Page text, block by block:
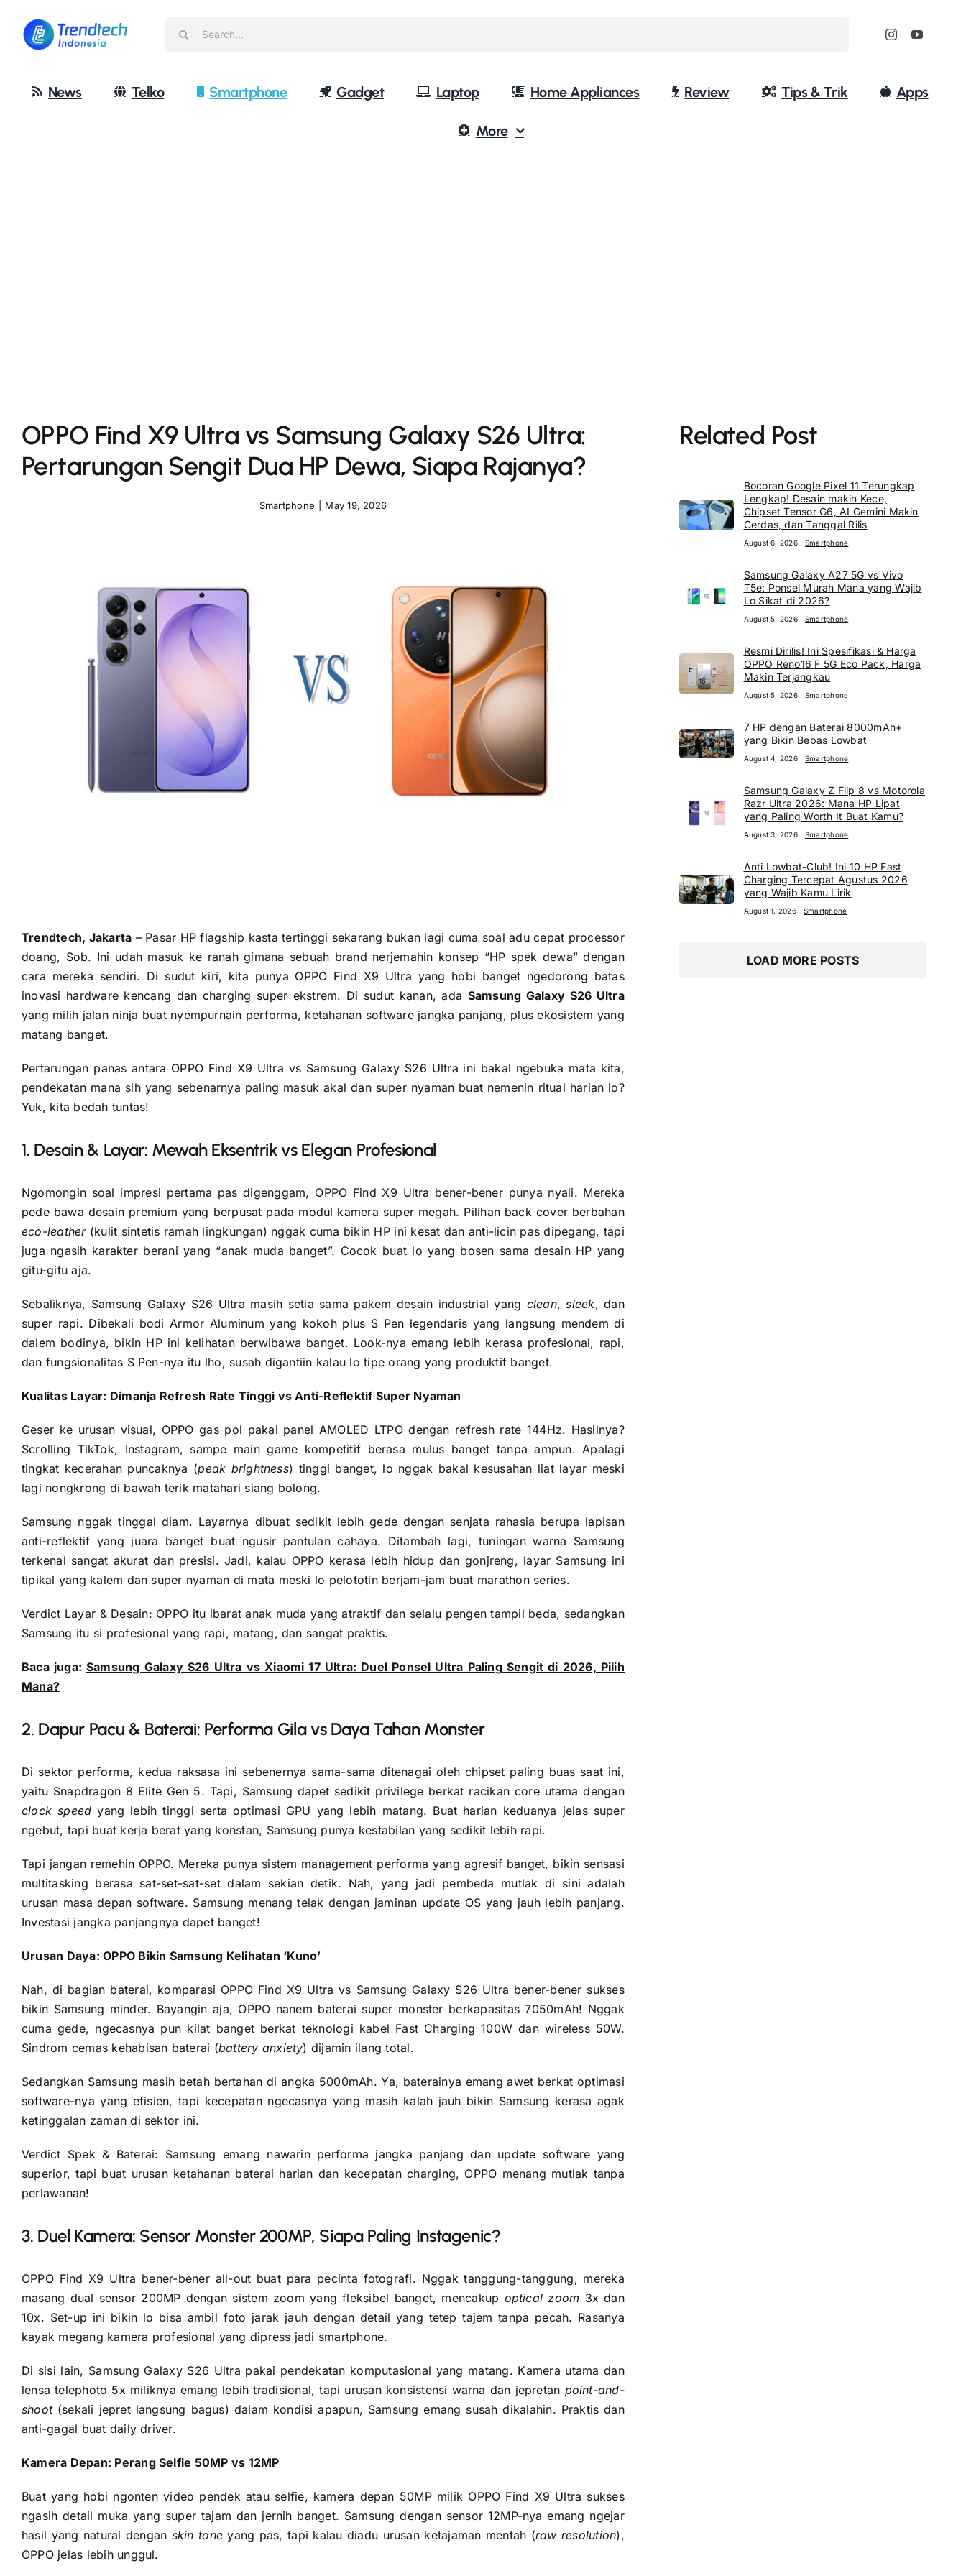
content
News Telko Smartphone Gadget Laptop Home Appliances Review Tips & Trik Apps
More
OPPO Find X9 Ultra vs Samsung Galaxy S26 Ultra:
Pertarungan Sengit Dua HP Dewa, Siapa Rajanya?
Smartphone May 19, 2026
Trendtech, Jakarta – Pasar HP flagship kasta tertinggi sekarang bukan lagi cuma soal adu cepat processor
doang, Sob. Ini udah masuk ke ranah gimana sebuah brand nerjemahin konsep “HP spek dewa” dengan
cara mereka sendiri. Di sudut kiri, kita punya OPPO Find X9 Ultra yang hobi banget ngedorong batas
inovasi hardware kencang dan charging super ekstrem. Di sudut kanan, ada Samsung Galaxy S26 Ultra
yang milih jalan ninja buat nyempurnain performa, ketahanan software jangka panjang, plus ekosistem yang
matang banget.
Pertarungan panas antara OPPO Find X9 Ultra vs Samsung Galaxy S26 Ultra ini bakal ngebuka mata kita,
pendekatan mana sih yang sebenarnya paling masuk akal dan super nyaman buat nemenin ritual harian lo?
Yuk, kita bedah tuntas!
1. Desain & Layar: Mewah Eksentrik vs Elegan Profesional
Ngomongin soal impresi pertama pas digenggam, OPPO Find X9 Ultra bener-bener punya nyali. Mereka
pede bawa desain premium yang berpusat pada modul kamera super megah. Pilihan back cover berbahan
eco-leather(kulit sintetis ramah lingkungan) nggak cuma bikin HP ini kesat dan anti-licin pas dipegang, tapi
juga ngasih karakter berani yang “anak muda banget”. Cocok buat lo yang bosen sama desain HP yang
gitu-gitu aja.
Sebaliknya, Samsung Galaxy S26 Ultra masih setia sama pakem desain industrial yang clean,sleek, dan
super rapi. Dibekali bodi Armor Aluminum yang kokoh plus S Pen legendaris yang langsung mendem di
dalem bodinya, bikin HP ini kelihatan berwibawa banget. Look-nya emang lebih kerasa profesional, rapi,
dan fungsionalitas S Pen-nya itu lho, susah digantiin kalau lo tipe orang yang produktif banget.
Kualitas Layar: Dimanja Refresh Rate Tinggi vs Anti-Reflektif Super Nyaman
Geser ke urusan visual, OPPO gas pol pakai panel AMOLED LTPO dengan refresh rate 144Hz. Hasilnya?
Scrolling TikTok, Instagram, sampe main game kompetitif berasa mulus banget tanpa ampun. Apalagi
tingkat kecerahan puncaknya (peak brightness) tinggi banget, lo nggak bakal kesusahan liat layar meski
lagi nongkrong di bawah terik matahari siang bolong.
Samsung nggak tinggal diam. Layarnya dibuat sedikit lebih gede dengan senjata rahasia berupa lapisan
anti-reflektif yang juara banget buat ngusir pantulan cahaya. Ditambah lagi, tuningan warna Samsung
terkenal sangat akurat dan presisi. Jadi, kalau OPPO kerasa lebih hidup dan gonjreng, layar Samsung ini
tipikal yang kalem dan super nyaman di mata meski lo pelototin berjam-jam buat marathon series.
Verdict Layar & Desain: OPPO itu ibarat anak muda yang atraktif dan selalu pengen tampil beda, sedangkan
Samsung itu si profesional yang rapi, matang, dan sangat praktis.
Baca juga: Samsung Galaxy S26 Ultra vs Xiaomi 17 Ultra: Duel Ponsel Ultra Paling Sengit di 2026, Pilih
Mana?
2. Dapur Pacu & Baterai: Performa Gila vs Daya Tahan Monster
Di sektor performa, kedua raksasa ini sebenernya sama-sama ditenagai oleh chipset paling buas saat ini,
yaitu Snapdragon 8 Elite Gen 5. Tapi, Samsung dapet sedikit privilege berkat racikan core utama dengan
clock speed yang lebih tinggi serta optimasi GPU yang lebih matang. Buat harian keduanya jelas super
ngebut, tapi buat kerja berat yang konstan, Samsung punya kestabilan yang sedikit lebih rapi.
Tapi jangan remehin OPPO. Mereka punya sistem management performa yang agresif banget, bikin sensasi
multitasking berasa sat-set-sat-set dalam sekian detik. Nah, yang jadi pembeda mutlak di sini adalah
urusan masa depan software. Samsung menang telak dengan jaminan update OS yang jauh lebih panjang.
Investasi jangka panjangnya dapet banget!
Urusan Daya: OPPO Bikin Samsung Kelihatan ‘Kuno’
Nah, di bagian baterai, komparasi OPPO Find X9 Ultra vs Samsung Galaxy S26 Ultra bener-bener sukses
bikin Samsung minder. Bayangin aja, OPPO nanem baterai super monster berkapasitas 7050mAh! Nggak
cuma gede, ngecasnya pun kilat banget berkat teknologi kabel Fast Charging 100W dan wireless 50W.
Sindrom cemas kehabisan baterai (battery anxiety) dijamin ilang total.
Sedangkan Samsung masih betah bertahan di angka 5000mAh. Ya, baterainya emang awet berkat optimasi
software-nya yang efisien, tapi kecepatan ngecasnya yang masih kalah jauh bikin Samsung kerasa agak
ketinggalan zaman di sektor ini.
Verdict Spek & Baterai: Samsung emang nawarin performa jangka panjang dan update software yang
superior, tapi buat urusan ketahanan baterai harian dan kecepatan charging, OPPO menang mutlak tanpa
perlawanan!
3. Duel Kamera: Sensor Monster 200MP, Siapa Paling Instagenic?
OPPO Find X9 Ultra bener-bener all-out buat para pecinta fotografi. Nggak tanggung-tanggung, mereka
masang dual sensor 200MP dengan sistem zoom yang fleksibel banget, mencakup optical zoom 3x dan
10x. Set-up ini bikin lo bisa ambil foto jarak jauh dengan detail yang tetep tajem tanpa pecah. Rasanya
kayak megang kamera profesional yang dipress jadi smartphone.
Di sisi lain, Samsung Galaxy S26 Ultra pakai pendekatan komputasional yang matang. Kamera utama dan
lensa telephoto 5x miliknya emang lebih tradisional, tapi urusan konsistensi warna dan jepretan point-and-
shoot(sekali jepret langsung bagus) dalam kondisi apapun, Samsung emang susah dikalahin. Praktis dan
anti-gagal buat daily driver.
Kamera Depan: Perang Selfie 50MP vs 12MP
Buat yang hobi ngonten video pendek atau selfie, kamera depan 50MP milik OPPO Find X9 Ultra sukses
ngasih detail muka yang super tajam dan jernih banget. Samsung dengan sensor 12MP-nya emang ngejar
hasil yang natural dengan skin tone yang pas, tapi kalau diadu urusan ketajaman mentah (raw resolution),
OPPO jelas lebih unggul.
Related Post
Bocoran Google Pixel 11 Terungkap
Lengkap! Desain makin Kece,
Chipset Tensor G6, AI Gemini Makin
Cerdas, dan Tanggal Rilis
August 6, 2026 Smartphone
Samsung Galaxy A27 5G vs Vivo
T5e: Ponsel Murah Mana yang Wajib
Lo Sikat di 2026?
August 5, 2026 Smartphone
Resmi Dirilis! Ini Spesifikasi & Harga
OPPO Reno16 F 5G Eco Pack, Harga
Makin Terjangkau
August 5, 2026 Smartphone
7 HP dengan Baterai 8000mAh+
yang Bikin Bebas Lowbat
August 4, 2026 Smartphone
Samsung Galaxy Z Flip 8 vs Motorola
Razr Ultra 2026: Mana HP Lipat
yang Paling Worth It Buat Kamu?
August 3, 2026 Smartphone
Anti Lowbat-Club! Ini 10 HP Fast
Charging Tercepat Agustus 2026
yang Wajib Kamu Lirik
August 1, 2026 Smartphone
LOAD MORE POSTS